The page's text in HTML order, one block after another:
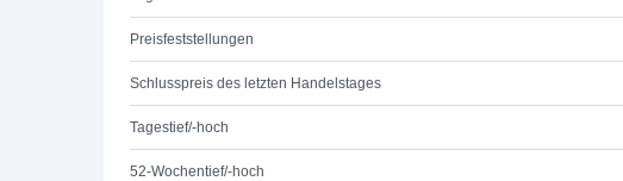
Preisfeststellungen
Schlusspreis des letzten Handelstages
Tagestief/-hoch
52-Wochentief/-hoch